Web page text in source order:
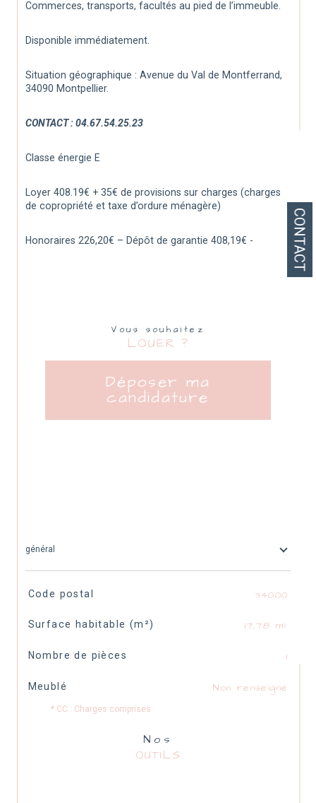
CONTACT
Commerces, transports, facultés au pied de l’immeuble.
Disponible immédiatement.
Situation géographique : Avenue du Val de Montferrand,
34090 Montpellier.
CONTACT : 04.67.54.25.23
Classe énergie E
Loyer 408.19€ + 35€ de provisions sur charges (charges
de copropriété et taxe d’ordure ménagère)
Honoraires 226,20€ – Dépôt de garantie 408,19€ -
Vous souhaitez
LOUER ?
Déposer ma
candidature
général
TRAD_SIROCCO_Caracteristique
Code postal 34000
Surface habitable (m²) 17,78 m²
Nombre de pièces 1
Meublé Non renseigné
* CC : Charges comprises
Nos
OUTILS